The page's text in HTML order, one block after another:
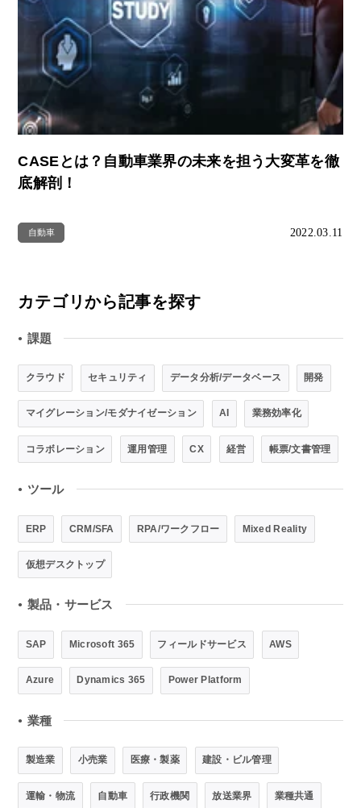
CASEとは？自動車業界の未来を担う大変革を徹
底解剖！
自動車 2022.03.11
カテゴリから記事を探す
● 課題
クラウド セキュリティ データ分析/データベース 開発
マイグレーション/モダナイゼーション AI 業務効率化
コラボレーション 運用管理 CX 経営 帳票/文書管理
● ツール
ERP CRM/SFA RPA/ワークフロー Mixed Reality
仮想デスクトップ
● 製品・サービス
SAP Microsoft 365 フィールドサービス AWS
Azure Dynamics 365 Power Platform
● 業種
製造業 小売業 医療・製薬 建設・ビル管理
運輸・物流 自動車 行政機関 放送業界 業種共通